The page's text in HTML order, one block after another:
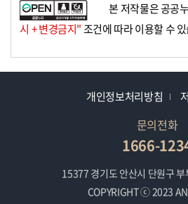
본 저작물은 공공
시 + 변경금지"조건에 따라 이용할 수
개인정보처리방침
문의전화
1666-
15377 경기도 안산시 단원구
COPYRIGHT ⓒ 2023